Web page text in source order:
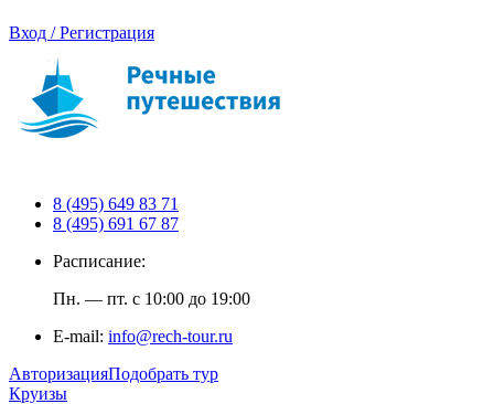
Вход / Регистрация
8 (495) 649 83 71
8 (495) 691 67 87
Расписание:
Пн. — пт. с 10:00 до 19:00
E-mail: info@rech-tour.ru
АвторизацияПодобрать тур
Круизы